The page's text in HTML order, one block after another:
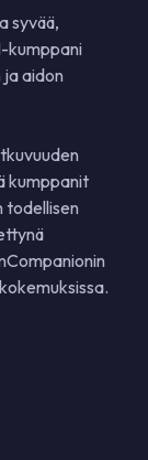
syvää,
kumppani
aidon
kumppanit
todellisen